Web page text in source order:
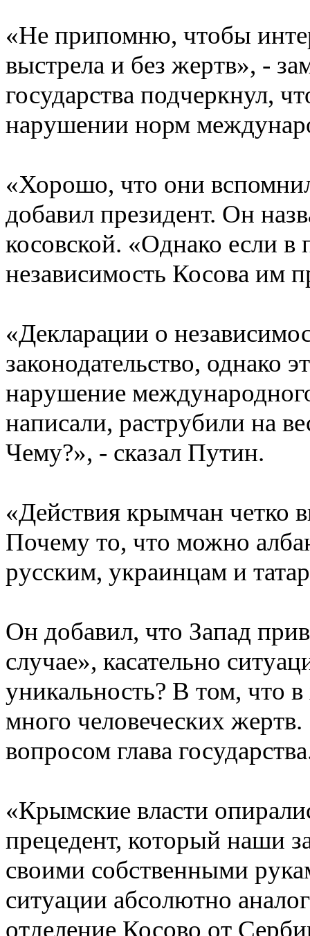
«Не припомню, чтобы
выстрела и без жертв», -
государства подчеркнул,
нарушении норм
«Хорошо, что они
добавил президент. Он
косовской. «Однако если в
независимость Косова им
«Декларации о
законодательство, однако
нарушение
написали, раструбили на
Чему?», - сказал Путин.
«Действия крымчан четко
Почему то, что можно
русским, украинцам и
Он добавил, что Запад
случае», касательно
уникальность? В том, что
много человеческих жертв.
вопросом глава
«Крымские власти
прецедент, который наши
своими собственными
ситуации абсолютно
отделение Косово от